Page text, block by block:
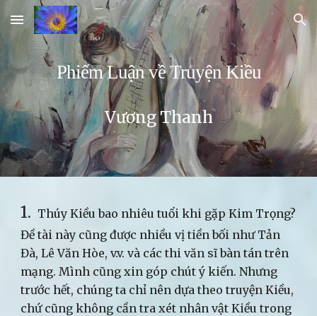
Skip to main content Skip to navigation
Phiếm Luận về Truyện Kiều
Vương Thanh
1. Thúy Kiều bao nhiêu tuổi khi gặp Kim Trọng?
Đề tài này cũng được nhiều vị tiền bối như Tản
Đà, Lê Văn Hòe, v.v. và các thi văn sĩ bàn tán trên
mạng. Mình cũng xin góp chút ý kiến. Nhưng
trước hết, chúng ta chỉ nên dựa theo truyện Kiều,
chứ cũng không cần tra xét nhân vật Kiều trong